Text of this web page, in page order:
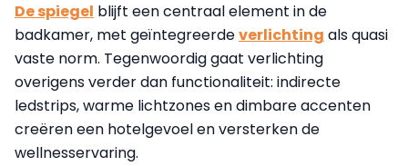
De spiegel blijft een centraal element in de
badkamer, met geïntegreerdeverlichting als quasi
vaste norm. Tegenwoordig gaat verlichting
overigens verder dan functionaliteit: indirecte
ledstrips, warme lichtzones en dimbare accenten
creëren een hotelgevoel en versterken de
wellnesservaring.